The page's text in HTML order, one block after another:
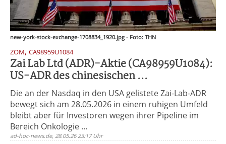
new-york-stock-exchange-1708834_1920.jpg - Foto: THN
ZOM, CA98959U1084
Zai Lab Ltd (ADR)-Aktie (CA98959U1084):
US-ADR des chinesischen ...
Die an der Nasdaq in den USA gelistete Zai-Lab-ADR
bewegt sich am 28.05.2026 in einem ruhigen Umfeld
bleibt aber für Investoren wegen ihrer Pipeline im
Bereich Onkologie ...
ad-hoc-news.de, 28.05.26 23:17 Uhr